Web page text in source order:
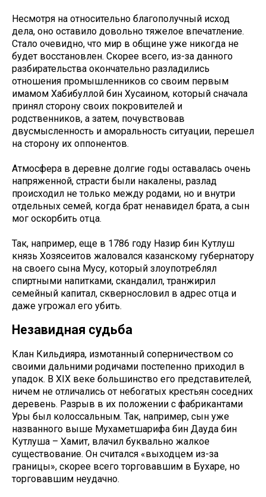
Несмотря на относительно благополучный исход
дела, оно оставило довольно тяжелое впечатление.
Стало очевидно, что мир в общине уже никогда не
будет восстановлен. Скорее всего, из-за данного
разбирательства окончательно разладились
отношения промышленников со своим первым
имамом Хабибуллой бин Хусаином, который сначала
принял сторону своих покровителей и
родственников, а затем, почувствовав
двусмысленность и аморальность ситуации, перешел
на сторону их оппонентов.
Атмосфера в деревне долгие годы оставалась очень
напряженной, страсти были накалены, разлад
происходил не только между родами, но и внутри
отдельных семей, когда брат ненавидел брата, а сын
мог оскорбить отца.
Так, например, еще в 1786 году Назир бин Кутлуш
князь Хозясеитов жаловался казанскому губернатору
на своего сына Мусу, который злоупотреблял
спиртными напитками, скандалил, транжирил
семейный капитал, сквернословил в адрес отца и
даже угрожал его убить.
Незавидная судьба
Клан Кильдияра, измотанный соперничеством со
своими дальними родичами постепенно приходил в
упадок. В XIX веке большинство его представителей,
ничем не отличались от небогатых крестьян соседних
деревень. Разрыв в их положении с фабрикантами
Уры был колоссальным. Так, например, сын уже
названного выше Мухаметшарифа бин Дауда бин
Кутлуша – Хамит, влачил буквально жалкое
существование. Он считался «выходцем из-за
границы», скорее всего торговавшим в Бухаре, но
торговавшим неудачно.